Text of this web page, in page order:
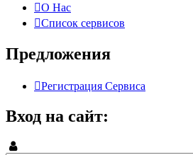
О Нас
Список сервисов
Предложения
Регистрация Сервиса
Вход на сайт: